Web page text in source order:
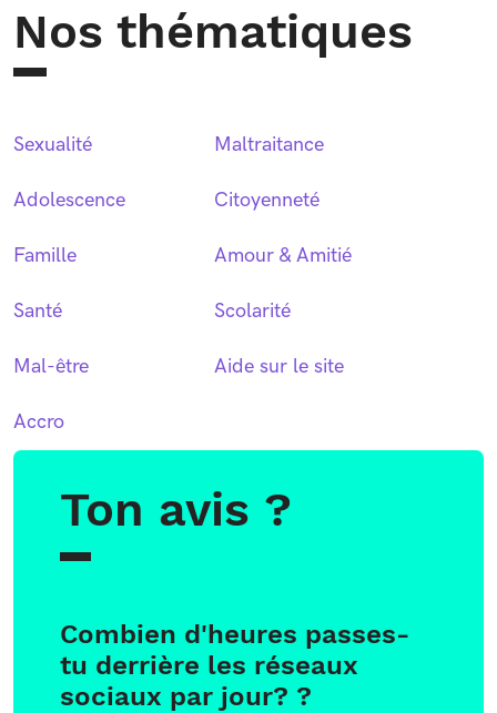
Nos thématiques
Sexualité
Adolescence
Famille
Santé
Mal-être
Accro
Maltraitance
Citoyenneté
Amour & Amitié
Scolarité
Aide sur le site
Ton avis ?
Combien d'heures passes-
tu derrière les réseaux
sociaux par jour? ?